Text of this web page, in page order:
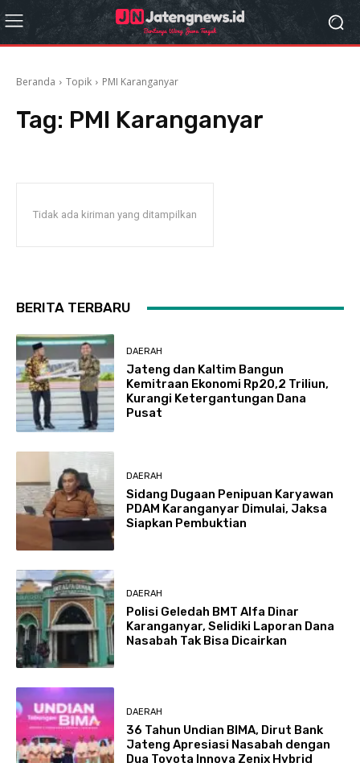
Beranda Topik PMI Karanganyar
Tag: PMI Karanganyar
Tidak ada kiriman yang ditampilkan
BERITA TERBARU
DAERAH
Jateng dan Kaltim Bangun
Kemitraan Ekonomi Rp20,2 Triliun,
Kurangi Ketergantungan Dana
Pusat
DAERAH
Sidang Dugaan Penipuan Karyawan
PDAM Karanganyar Dimulai, Jaksa
Siapkan Pembuktian
DAERAH
Polisi Geledah BMT Alfa Dinar
Karanganyar, Selidiki Laporan Dana
Nasabah Tak Bisa Dicairkan
DAERAH
36 Tahun Undian BIMA, Dirut Bank
Jateng Apresiasi Nasabah dengan
Dua Toyota Innova Zenix Hybrid